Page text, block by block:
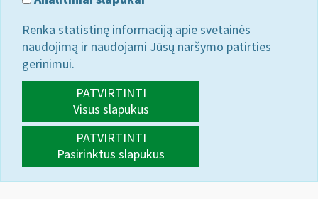
Renka statistinę informaciją apie svetainės
naudojimą ir naudojami Jūsų naršymo patirties
gerinimui.
PATVIRTINTI
Visus slapukus
PATVIRTINTI
Pasirinktus slapukus